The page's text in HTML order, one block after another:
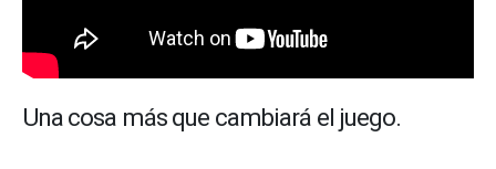
Una cosa más que cambiará el juego.